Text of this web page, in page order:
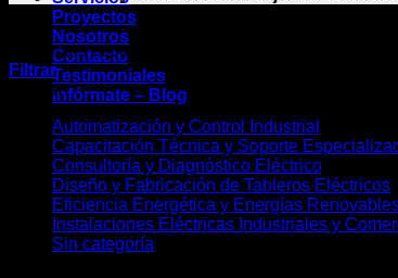
Proyectos
Nosotros
Contacto
Testimoniales
Infórmate – Blog
Productos etiquetados “tableros de transferencia”
Filtrar
Buscar
Automatización y Control Industrial
Capacitación Técnica y Soporte
Consultoría y Diagnóstico Eléctrico
Diseño y Fabricación de Tableros Eléctricos
Eficiencia Energética y Energías
Instalaciones Eléctricas Industriales y
Sin categoría